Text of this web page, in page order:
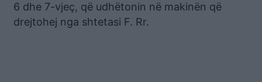
6 dhe 7-vjeç, që udhëtonin në makinën që
drejtohej nga shtetasi F. Rr.